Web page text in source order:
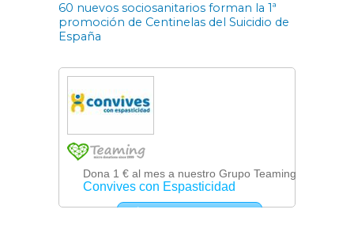
60 nuevos sociosanitarios forman la 1ª
promoción de Centinelas del Suicidio de
España